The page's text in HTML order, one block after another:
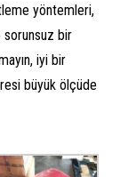
yöntemleri,
sorunsuz bir
iyi bir
büyük ölçüde